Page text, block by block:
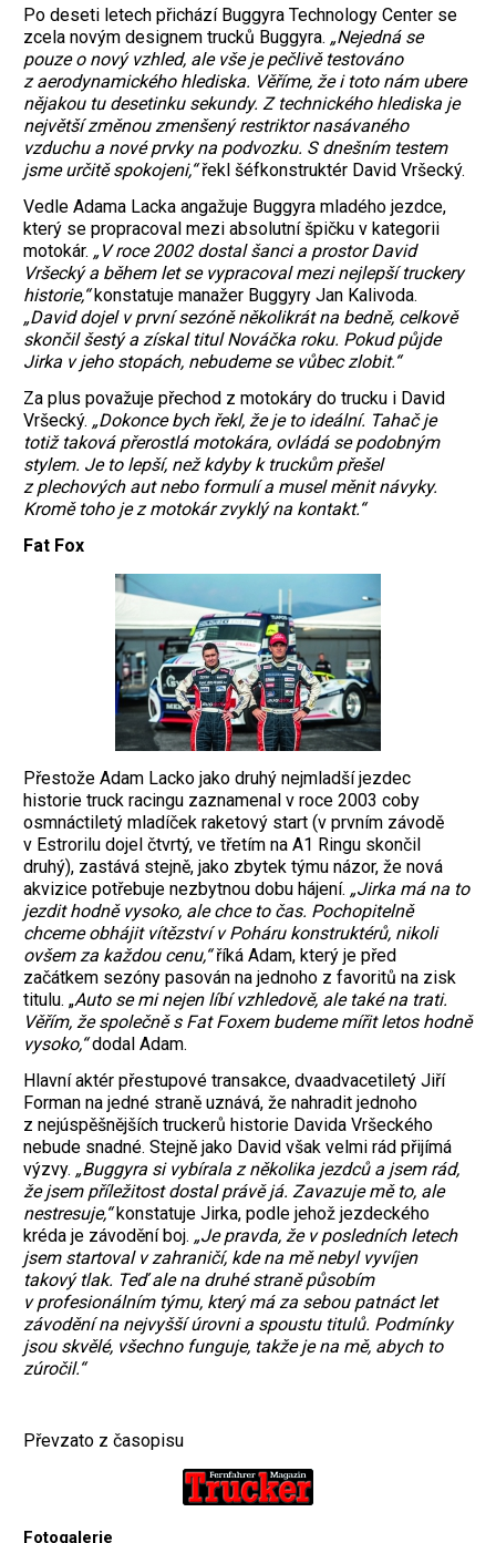
Po deseti letech přichází Buggyra Technology Center se
zcela novým designem trucků Buggyra. „Nejedná se
pouze o nový vzhled, ale vše je pečlivě testováno
z aerodynamického hlediska. Věříme, že i toto nám ubere
nějakou tu desetinku sekundy. Z technického hlediska je
největší změnou zmenšený restriktor nasávaného
vzduchu a nové prvky na podvozku. S dnešním testem
jsme určitě spokojeni,“řekl šéfkonstruktér David Vršecký.
Vedle Adama Lacka angažuje Buggyra mladého jezdce,
který se propracoval mezi absolutní špičku v kategorii
motokár. „V roce 2002 dostal šanci a prostor David
Vršecký a během let se vypracoval mezi nejlepší truckery
historie,“konstatuje manažer Buggyry Jan Kalivoda.
„David dojel v první sezóně několikrát na bedně, celkově
skončil šestý a získal titul Nováčka roku. Pokud půjde
Jirka v jeho stopách, nebudeme se vůbec zlobit.“
Za plus považuje přechod z motokáry do trucku i David
Vršecký. „Dokonce bych řekl, že je to ideální. Tahač je
totiž taková přerostlá motokára, ovládá se podobným
stylem. Je to lepší, než kdyby k truckům přešel
z plechových aut nebo formulí a musel měnit návyky.
Kromě toho je z motokár zvyklý na kontakt.“
Fat Fox
Přestože Adam Lacko jako druhý nejmladší jezdec
historie truck racingu zaznamenal v roce 2003 coby
osmnáctiletý mladíček raketový start (v prvním závodě
v Estrorilu dojel čtvrtý, ve třetím na A1 Ringu skončil
druhý), zastává stejně, jako zbytek týmu názor, že nová
akvizice potřebuje nezbytnou dobu hájení. „Jirka má na to
jezdit hodně vysoko, ale chce to čas. Pochopitelně
chceme obhájit vítězství v Poháru konstruktérů, nikoli
ovšem za každou cenu,“říká Adam, který je před
začátkem sezóny pasován na jednoho z favoritů na zisk
titulu. „Auto se mi nejen líbí vzhledově, ale také na trati.
Věřím, že společně s Fat Foxem budeme mířit letos hodně
vysoko,“dodal Adam.
Hlavní aktér přestupové transakce, dvaadvacetiletý Jiří
Forman na jedné straně uznává, že nahradit jednoho
z nejúspěšnějších truckerů historie Davida Vršeckého
nebude snadné. Stejně jako David však velmi rád přijímá
výzvy. „Buggyra si vybírala z několika jezdců a jsem rád,
že jsem příležitost dostal právě já. Zavazuje mě to, ale
nestresuje,“konstatuje Jirka, podle jehož jezdeckého
kréda je závodění boj. „Je pravda, že v posledních letech
jsem startoval v zahraničí, kde na mě nebyl vyvíjen
takový tlak. Teď ale na druhé straně působím
v profesionálním týmu, který má za sebou patnáct let
závodění na nejvyšší úrovni a spoustu titulů. Podmínky
jsou skvělé, všechno funguje, takže je na mě, abych to
zúročil.“
Převzato z časopisu
Fotogalerie